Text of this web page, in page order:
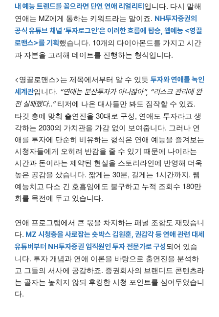
내 예능 트렌드를 꼽으라면 단연 연애 리얼리티 입니다. 다시 말해
연애는 MZ에게 통하는 키워드라는 말이죠. NH투자증권의
공식 유튜브 채널 ‘투자로그인’은 이러한 흐름에 탑승, 웹예능 <영끌
로맨스>를 기획했습니다. 10개의 다이아몬드를 가지고 시간
과 자본을 고려해 데이트를 진행하는 형식입니다.
<영끌로맨스>는 제목에서부터 알 수 있듯 투자와 연애를 녹인
세계관입니다. “연애는 분산투자가 아니잖아”, “리스크 관리에 완
전 실패했다..”티저에 나온 대사들만 봐도 짐작할 수 있죠.
타깃 층에 맞춰 출연진을 30대로 구성, 연애도 투자라고 생
각하는 2030의 가치관을 가감 없이 보여줍니다. 그러나 연
애를 투자에 단순히 비유하는 형식은 연애 예능을 즐겨보는
시청자들에게 오히려 반감을 줄 수 있기 때문에 나이라는
시간과 돈이라는 제약된 현실을 스토리라인에 반영해 더욱
높은 공감을 샀습니다. 짧게는 30분, 길게는 1시간까지. 웹
예능치고 다소 긴 호흡임에도 불구하고 누적 조회수 180만
회를 목전에 두고 있습니다.
연애 프로그램에서 큰 몫을 차지하는 패널 조합도 재밌습니
다. MZ 시청층을 사로잡는 숏박스 김원훈, 권감각 등 연애 관련 대세
유튜버부터 NH투자증권 임직원인 투자 전문가로 구성되어 있습
니다. 투자 개념과 연애 이론을 바탕으로 출연진을 분석하
고 그들의 서사에 공감하죠. 증권회사의 브랜디드 콘텐츠라
는 골자는 놓치지 않되 후킹한 시청 포인트를 심어두었습니
다.